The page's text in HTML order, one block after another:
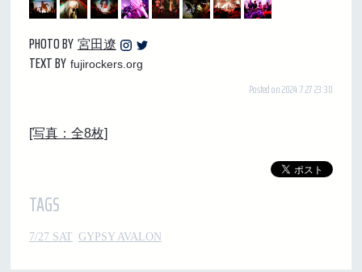
PHOTO BY 宮田遼
TEXT BY fujirockers.org
Posted on 2024.7.27 23:30
[写真：全8枚]
TAGS
7/27 SAT GYPSY AVALON